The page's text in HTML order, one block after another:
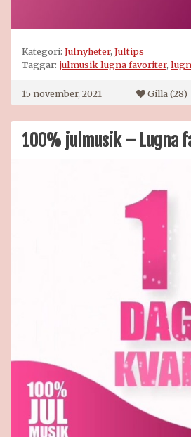
Kategori: Julnyheter, Jultips
Taggar: julmusik lugna favoriter,
15 november, 2021 Gilla (28)
100% julmusik – Lugna